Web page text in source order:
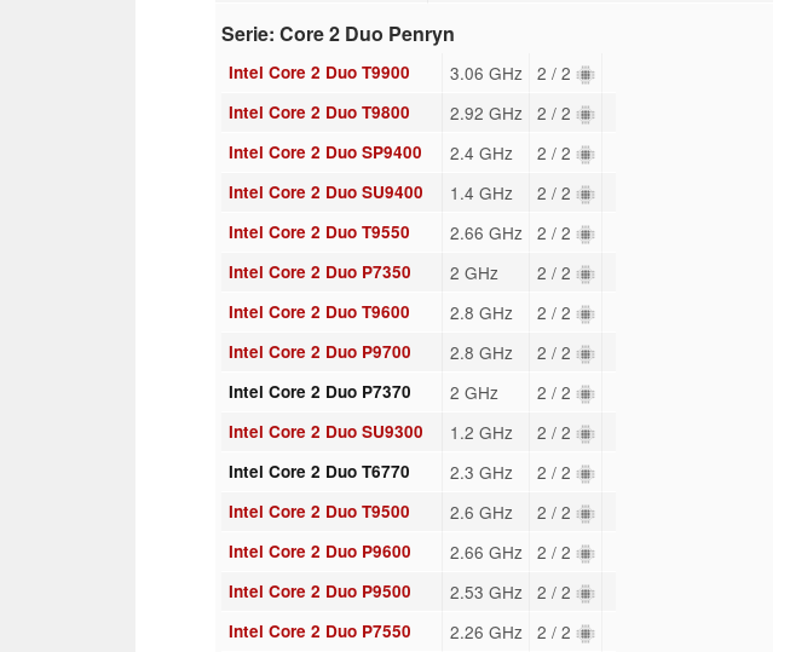
Serie: Core 2 Duo Penryn
Intel Core 2 Duo T9900 3.06 GHz 2 / 2
Intel Core 2 Duo T9800 2.92 GHz 2 / 2
Intel Core 2 Duo SP9400 2.4 GHz 2 / 2
Intel Core 2 Duo SU9400 1.4 GHz 2 / 2
Intel Core 2 Duo T9550 2.66 GHz 2 / 2
Intel Core 2 Duo P7350 2 GHz 2 / 2
Intel Core 2 Duo T9600 2.8 GHz 2 / 2
Intel Core 2 Duo P9700 2.8 GHz 2 / 2
Intel Core 2 Duo P7370 2 GHz 2 / 2
Intel Core 2 Duo SU9300 1.2 GHz 2 / 2
Intel Core 2 Duo T6770 2.3 GHz 2 / 2
Intel Core 2 Duo T9500 2.6 GHz 2 / 2
Intel Core 2 Duo P9600 2.66 GHz 2 / 2
Intel Core 2 Duo P9500 2.53 GHz 2 / 2
Intel Core 2 Duo P7550 2.26 GHz 2 / 2